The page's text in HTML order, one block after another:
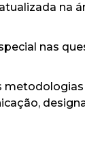
na
nas